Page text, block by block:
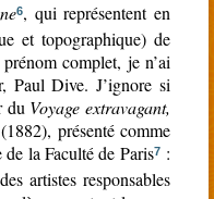
6, qui représentent en
et topographique) de
complet, je n’ai
Paul Dive. J’ignore si
du Voyage extravagant,
(1882), présenté comme
de la Faculté de Paris7:
artistes responsables